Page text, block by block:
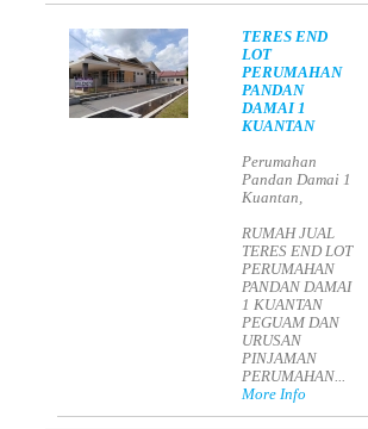
TERES END
LOT
PERUMAHAN
PANDAN
DAMAI 1
KUANTAN
Perumahan
Pandan Damai 1
Kuantan,
RUMAH JUAL
TERES END LOT
PERUMAHAN
PANDAN DAMAI
1 KUANTAN
PEGUAM DAN
URUSAN
PINJAMAN
PERUMAHAN...
More Info